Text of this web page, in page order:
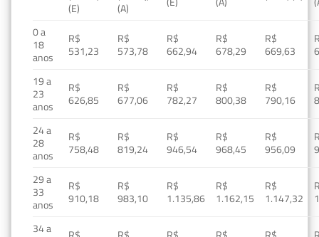
(E)
(A)
0 a
18
anos
R$
531,23
R$
573,78
R$
662,94
R$
678,29
R$
669,63
19 a
23
anos
R$
626,85
R$
677,06
R$
782,27
R$
800,38
R$
790,16
24 a
28
anos
R$
758,48
R$
819,24
R$
946,54
R$
968,45
R$
956,09
29 a
33
anos
R$
910,18
R$
983,10
R$
1.135,86
R$
1.162,15
R$
1.147,32
34 a